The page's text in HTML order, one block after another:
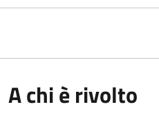
A chi è rivolto